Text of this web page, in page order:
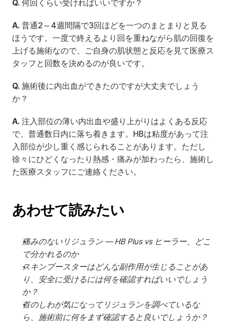
Q. 何回くらい受ければいいですか？
A. 普通2～4週間隔で3回ほどを一つのまとまりと見る
ほうです。一度で終えるより回を重ねながら肌の回復を
上げる施術なので、ご自身の肌状態と反応を見て医療ス
タッフと回数を決めるのが良いです。
Q. 施術後に内出血ができたのですが大丈夫でしょう
か？
A. 注入部位の薄い内出血や盛り上がりはよくある反応
で、普通数日内に落ち着きます。HBは粘度があって注
入部位が少し重く感じられることがあります。ただし
徐々にひどくなったり熱感・痛みが加わったら、施術し
た医療スタッフにご連絡ください。
あわせて読みたい
痛みのないリジュラン — HB Plus vs ヒーラー、どこ
で分かれるのか
スキンブースターはどんな副作用が生じることがあ
り、安全に受けるには何を確認すればいいでしょう
か？
首のしわが気になってリジュランを調べているな
ら、施術前に何をまず確認すると良いでしょうか？